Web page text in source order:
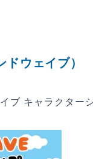
ウェイブ）
ブ キャラクター